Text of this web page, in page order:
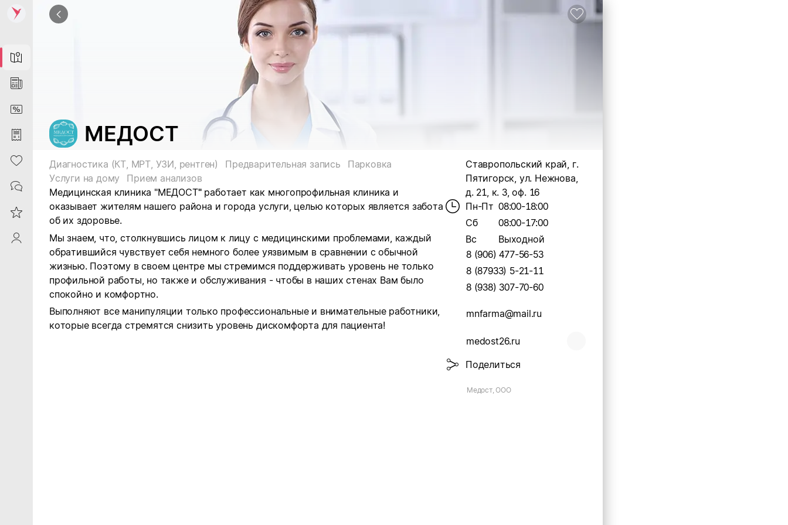
Map
News
DiscountCard
Purchases
Heart
Contacts
Reviews
ProfileSaby
МЕДОСТ
Диагностика (КТ, МРТ, УЗИ, рентген) Предварительная запись
Парковка
Услуги на дому
Прием анализов
Медицинская клиника "МЕДОСТ" работает как многопрофильная клиника и
оказывает жителям нашего района и города услуги, целью которых является забота
об их здоровье.
Мы знаем, что, столкнувшись лицом к лицу с медицинскими проблемами, каждый
обратившийся чувствует себя немного более уязвимым в сравнении с обычной
жизнью. Поэтому в своем центре мы стремимся поддерживать уровень не только
профильной работы, но также и обслуживания - чтобы в наших стенах Вам было
спокойно и комфортно.
Выполняют все манипуляции только профессиональные и внимательные работники,
которые всегда стремятся снизить уровень дискомфорта для пациента!
Ставропольский край, г.
Пятигорск, ул. Нежнова,
д. 21, к. 3, оф. 16
Пн-Пт 08:00-18:00
Сб
08:00-17:00
Вс
Выходной
8 (906) 477-56-53
8 (87933) 5-21-11
8 (938) 307-70-60
mnfarma@mail.ru
medost26.ru
Поделиться
Медост, ООО